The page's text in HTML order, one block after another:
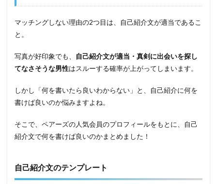
マッチングしない理由の2つ目は、自己紹介文が適当であるこ
と。
写真が好印象でも、
自己紹介文が適当・真剣に出会いを探し
てなさそうな男性はスルーする確率が上がってしまいます。
しかし「何を書いたら良いわからない」と、自己紹介に何を
書けば良いのか悩みますよね。
そこで、ペアーズの人気会員のプロフィールをもとに、自己
紹介文で何を書けば良いのかまとめました！
自己紹介文のテンプレート